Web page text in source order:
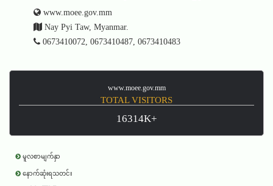
www.moee.gov.mm
Nay Pyi Taw, Myanmar.
0673410072, 0673410487, 0673410483
www.moee.gov.mm
TOTAL VISITORS
16314K+
မူလစာမျက်နှာ
နောက်ဆုံးရသတင်း